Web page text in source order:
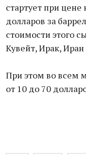
стартует при
долларов за
стоимости этого
Кувейт, Ирак,
При этом во всем
от 10 до 70